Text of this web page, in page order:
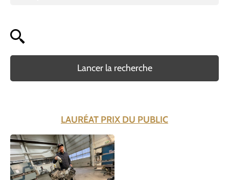
Lancer la recherche
LAURÉAT PRIX DU PUBLIC